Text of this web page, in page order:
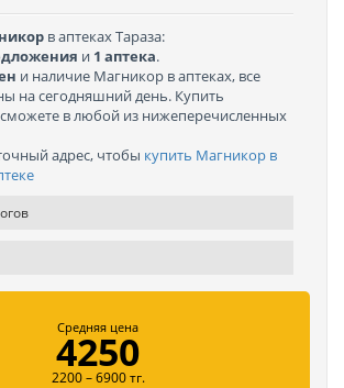
в аптеках Тараза:
и 1 аптека.
и наличие Магникор в аптеках, все
на сегодняшний день. Купить
в любой из нижеперечисленных
адрес, чтобы купить Магникор в
Средняя цена
4250
2200 – 6900 тг.